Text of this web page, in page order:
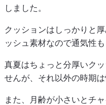
しました。
クッションはしっかりと
ッシュ素材なので通気性も
真夏はちょっと分厚いク
せんが、それ以外の時期は
また、月齢が小さいとチ